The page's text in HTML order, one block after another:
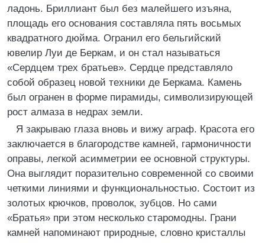
ладонь. Бриллиант был без малейшего изъяна,
площадь его основания составляла пять восьмых
квадратного дюйма. Огранил его бельгийский
ювелир Луи де Беркам, и он стал называться
«Сердцем трех братьев». Сердце представляло
собой образец новой техники де Беркама. Камень
был огранен в форме пирамиды, символизирующей
рост алмаза в недрах земли.
Я закрываю глаза вновь и вижу аграф. Красота его
заключается в благородстве камней, гармоничности
оправы, легкой асимметрии ее основной структуры.
Она выглядит поразительно современной со своими
четкими линиями и функциональностью. Состоит из
золотых крючков, проволок, зубцов. Но сами
«Братья» при этом несколько старомодны. Грани
камней напоминают природные, словно кристаллы